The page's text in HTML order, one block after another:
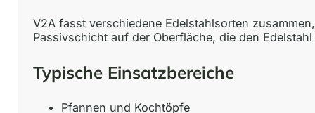
V2A fasst verschiedene Edelstahlsorten
Passivschicht auf der Oberfläche, die den
Typische Einsatzbereiche
Pfannen und Kochtöpfe